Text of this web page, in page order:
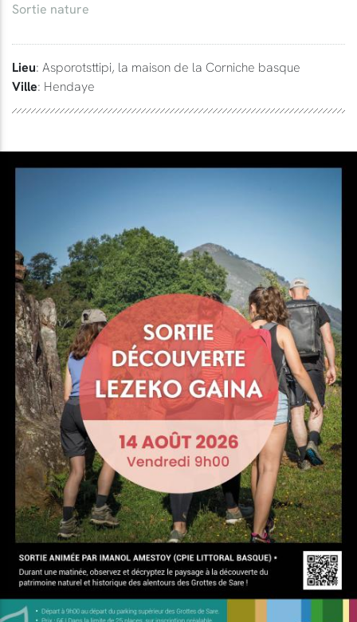
Sortie nature
Lieu: Asporotsttipi, la maison de la Corniche basque
Ville: Hendaye